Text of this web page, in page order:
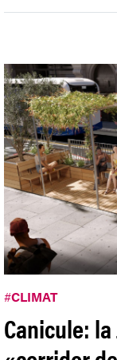
#CLIMAT
Canicule: